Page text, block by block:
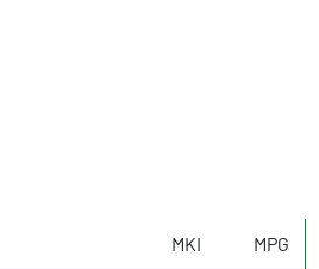
MKI MPG